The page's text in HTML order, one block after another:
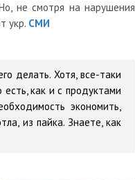
не смотря на нарушения
укр. СМИ
делать. Хотя, все-таки
как и с продуктами
экономить,
из пайка. Знаете, как